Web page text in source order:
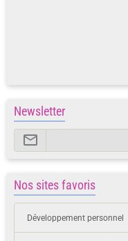
Newsletter
Nos sites favoris
Développement personnel